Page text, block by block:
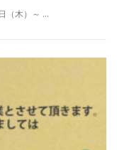
（木）～ …